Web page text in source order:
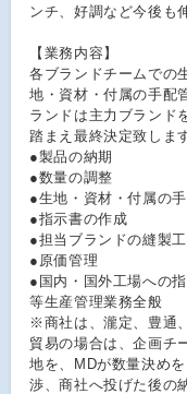
ンチ、好調など今後も
【業務内容】
各ブランドチームでの
地・資材・付属の手配
ランドは主力ブランド
踏まえ最終決定致しま
●製品の納期
●数量の調整
●生地・資材・付属の
●指示書の作成
●担当ブランドの縫製
●原価管理
●国内・国外工場への
等生産管理業務全般
※商社は、瀧定、豊通
貿易の場合は、企画チ
地を、MDが数量決め
渉、商社へ投げた後の